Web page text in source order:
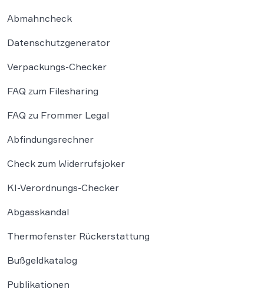
Abmahncheck
Datenschutzgenerator
Verpackungs-Checker
FAQ zum Filesharing
FAQ zu Frommer Legal
Abfindungsrechner
Check zum Widerrufsjoker
KI-Verordnungs-Checker
Abgasskandal
Thermofenster Rückerstattung
Bußgeldkatalog
Publikationen